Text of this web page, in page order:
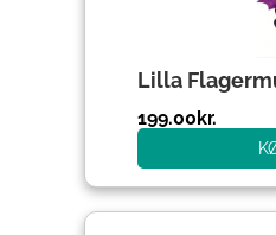
Lilla
199.00kr.